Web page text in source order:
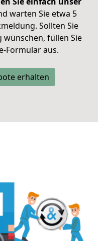
warten Sie etwa 5
Sollten Sie
füllen Sie
Formular aus.
erhalten